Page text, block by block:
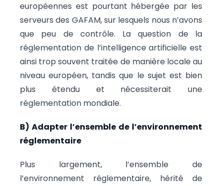
européennes est pourtant hébergée par les
serveurs des GAFAM, sur lesquels nous n’avons
que peu de contrôle. La question de la
réglementation de l’intelligence artificielle est
ainsi trop souvent traitée de manière locale au
niveau européen, tandis que le sujet est bien
plus étendu et nécessiterait une
réglementation mondiale.
B) Adapter l’ensemble de l’environnement
réglementaire
Plus largement, l’ensemble de
l’environnement réglementaire, hérité de